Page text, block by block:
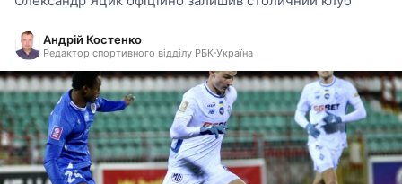
Андрій Костенко
Редактор спортивного відділу РБК-Україна